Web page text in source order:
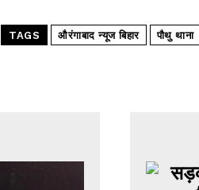
TAGS औरंगाबाद न्यूज बिहार पौथु थाना